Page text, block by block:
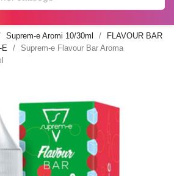
Suprem-e Aromi 10/30ml
FLAVOUR BAR
E
Suprem-e Flavour Bar Aroma